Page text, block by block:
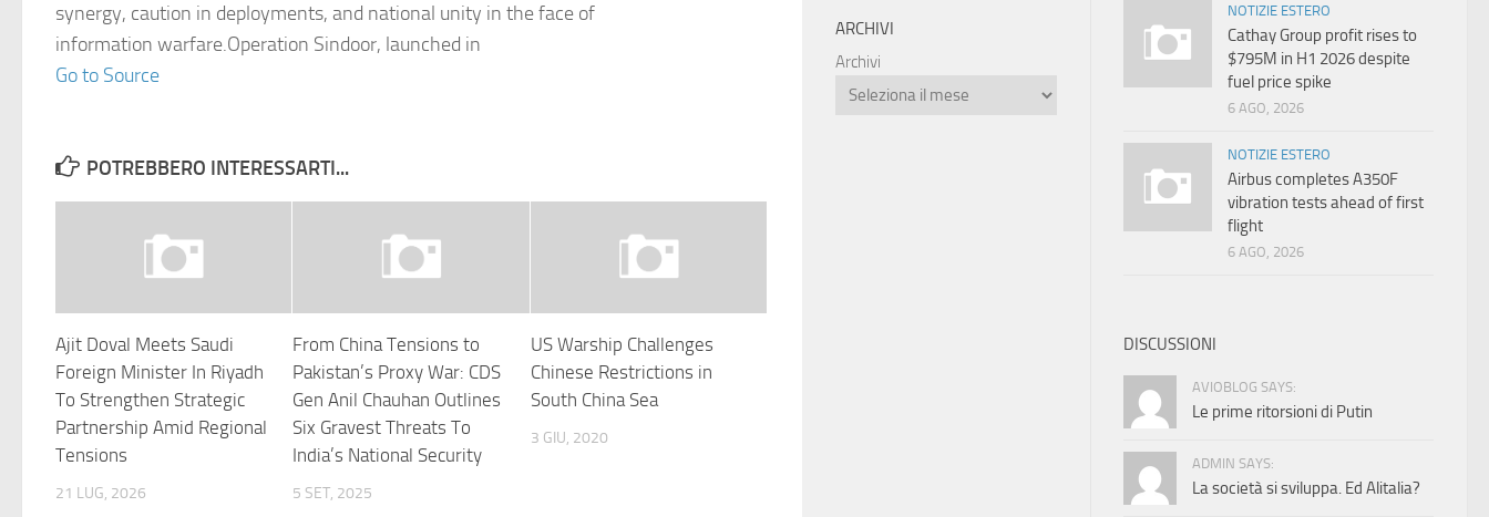
synergy, caution in deployments, and national unity in the face of
information warfare.Operation Sindoor, launched in
Go to Source
POTREBBERO INTERESSARTI...
Ajit Doval Meets Saudi
Foreign Minister In Riyadh
To Strengthen Strategic
Partnership Amid Regional
Tensions
21 LUG, 2026
From China Tensions to
Pakistan’s Proxy War: CDS
Gen Anil Chauhan Outlines
Six Gravest Threats To
India’s National Security
5 SET, 2025
US Warship Challenges
Chinese Restrictions in
South China Sea
3 GIU, 2020
NOTIZIE ESTERO
Cathay Group profit rises to
$795M in H1 2026 despite
fuel price spike
6 AGO, 2026
NOTIZIE ESTERO
Airbus completes A350F
vibration tests ahead of first
flight
6 AGO, 2026
DISCUSSIONI
AVIOBLOG SAYS:
Le prime ritorsioni di Putin
ADMIN SAYS:
La società si sviluppa. Ed Alitalia?
ARCHIVI
Archivi